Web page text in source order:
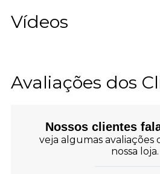
Vídeos
Avaliações dos
Nossos clientes
veja algumas avaliações
nossa loja.